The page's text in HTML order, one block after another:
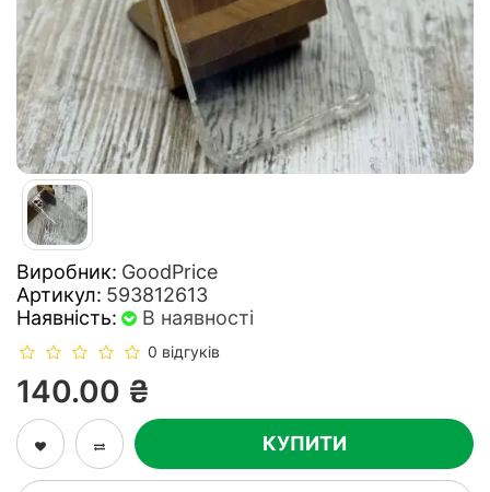
Виробник: GoodPrice
Артикул: 593812613
Наявність:
В наявності
0 відгуків
140.00 ₴
КУПИТИ